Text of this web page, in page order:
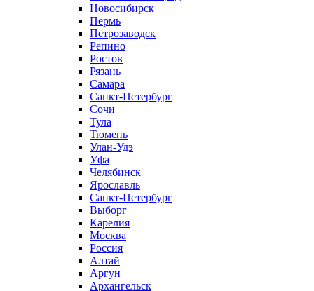
Новосибирск
Пермь
Петрозаводск
Репино
Ростов
Рязань
Самара
Санкт-Петербург
Сочи
Тула
Тюмень
Улан-Удэ
Уфа
Челябинск
Ярославль
Санкт-Петербург
Выборг
Карелия
Москва
Россия
Алтай
Аргун
Архангельск